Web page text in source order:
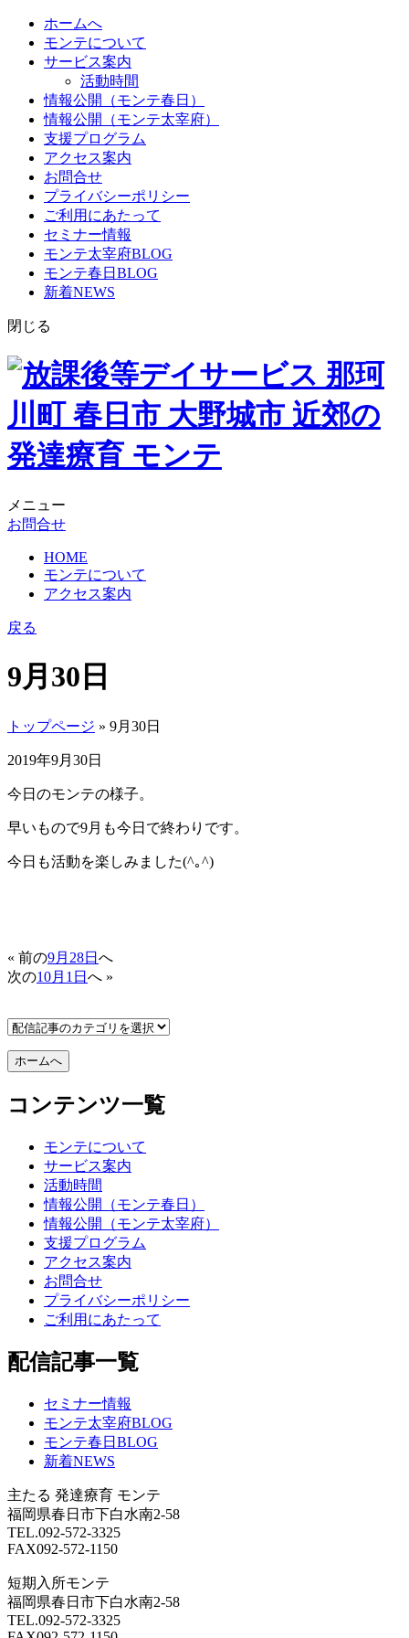
ホームへ
モンテについて
サービス案内
活動時間
情報公開（モンテ春日）
情報公開（モンテ太宰府）
支援プログラム
アクセス案内
お問合せ
プライバシーポリシー
ご利用にあたって
セミナー情報
モンテ太宰府BLOG
モンテ春日BLOG
新着NEWS
閉じる
メニュー
お問合せ
HOME
モンテについて
アクセス案内
戻る
9月30日
トップページ » 9月30日
2019年9月30日
今日のモンテの様子。
早いもので9月も今日で終わりです。
今日も活動を楽しみました(^｡^)
« 前の9月28日 へ
次の10月1日 へ »
コンテンツ一覧
モンテについて
サービス案内
活動時間
情報公開（モンテ春日）
情報公開（モンテ太宰府）
支援プログラム
アクセス案内
お問合せ
プライバシーポリシー
ご利用にあたって
配信記事一覧
セミナー情報
モンテ太宰府BLOG
モンテ春日BLOG
新着NEWS
主たる 発達療育 モンテ
福岡県春日市下白水南2-58
TEL.092-572-3325
FAX092-572-1150
短期入所モンテ
福岡県春日市下白水南2-58
TEL.092-572-3325